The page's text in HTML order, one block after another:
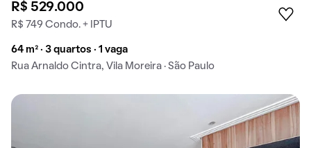
R$ 529.000
R$ 749 Condo. + IPTU
64 m² · 3 quartos · 1 vaga
Rua Arnaldo Cintra, Vila Moreira · São Paulo